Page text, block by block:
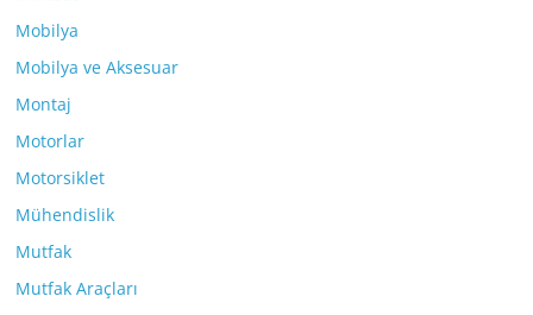
Mobilya
Mobilya ve Aksesuar
Montaj
Motorlar
Motorsiklet
Mühendislik
Mutfak
Mutfak Araçları